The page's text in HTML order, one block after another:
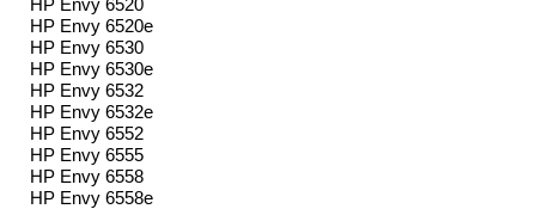
HP Envy 6520e
HP Envy 6530
HP Envy 6530e
HP Envy 6532
HP Envy 6532e
HP Envy 6552
HP Envy 6555
HP Envy 6558
HP Envy 6558e